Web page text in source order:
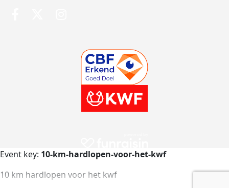
Event key: 10-km-hardlopen-voor-het-kwf
10 km hardlopen voor het kwf